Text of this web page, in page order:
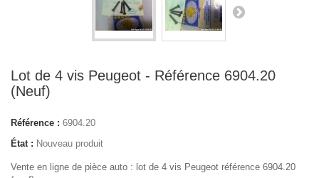
Lot de 4 vis Peugeot - Référence 6904.20
(Neuf)
Référence : 6904.20
État : Nouveau produit
Vente en ligne de pièce auto : lot de 4 vis Peugeot référence 6904.20